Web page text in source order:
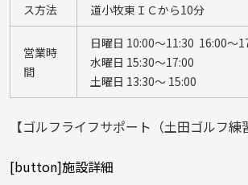
ス方法
道小牧東ＩＣから10分
営業時
間
日曜日 10:00～11:30  16:00～
水曜日 15:30～17:00
土曜日 13:30～ 15:00
【ゴルフライフサポート（土田ゴルフ練
[button]施設詳細